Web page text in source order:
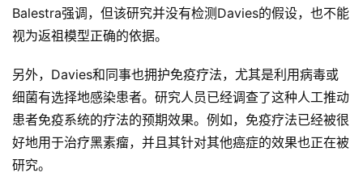
碎
碎
念
推
荐
&
工
登录 注册
Balestra强调，但该研究并没有检测Davies的假设，也不能
视为返祖模型正确的依据。
另外，Davies和同事也拥护免疫疗法，尤其是利用病毒或
细菌有选择地感染患者。研究人员已经调查了这种人工推动
患者免疫系统的疗法的预期效果。例如，免疫疗法已经被很
好地用于治疗黑素瘤，并且其针对其他癌症的效果也正在被
研究。